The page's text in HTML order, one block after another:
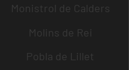
Monistrol de Calders
Molins de Rei
Pobla de Lillet